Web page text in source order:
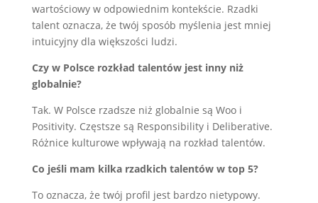
wartościowy w odpowiednim kontekście. Rzadki
talent oznacza, że twój sposób myślenia jest mniej
intuicyjny dla większości ludzi.
Czy w Polsce rozkład talentów jest inny niż
globalnie?
Tak. W Polsce rzadsze niż globalnie są Woo i
Positivity. Częstsze są Responsibility i Deliberative.
Różnice kulturowe wpływają na rozkład talentów.
Co jeśli mam kilka rzadkich talentów w top 5?
To oznacza, że twój profil jest bardzo nietypowy.